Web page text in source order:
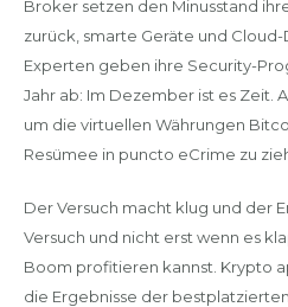
Broker setzen den Minusstand
zurück, smarte Geräte und
Experten geben ihre Security-
Jahr ab: Im Dezember ist es Zeit.
um die virtuellen Währungen
Resümee in puncto eCrime zu
Der Versuch macht klug und der
Versuch und nicht erst wenn es
Boom profitieren kannst. Krypto
die Ergebnisse der